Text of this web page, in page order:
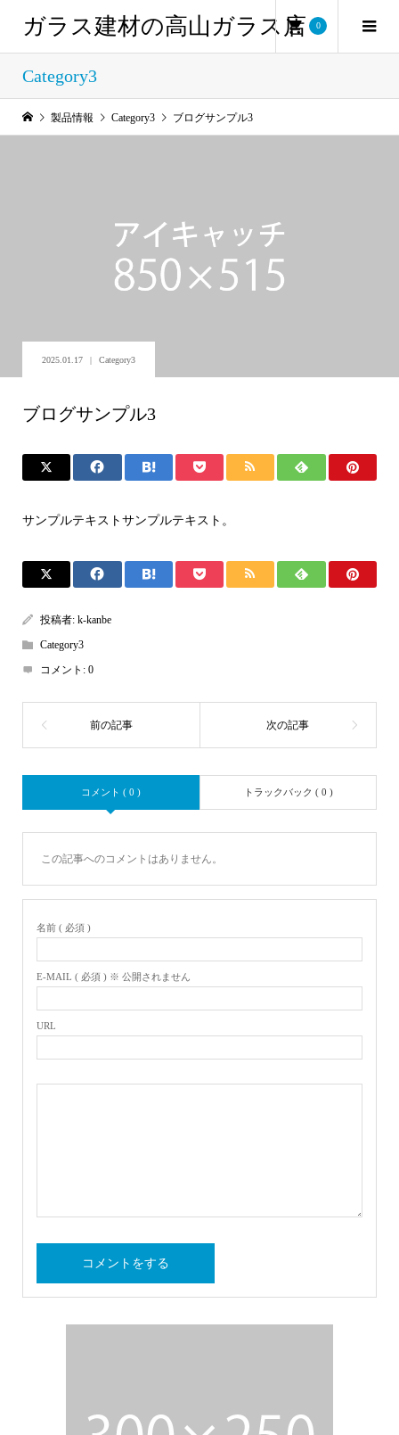
ガラス建材の高山ガラス店 0
Category3
製品情報 Category3 ブログサンプル3
2025.01.17 Category3
ブログサンプル3
サンプルテキストサンプルテキスト。
投稿者: k-kanbe
Category3
コメント: 0
コメント ( 0 ) トラックバック ( 0 )
この記事へのコメントはありません。
名前 ( 必須 )
E-MAIL ( 必須 ) ※ 公開されません
URL